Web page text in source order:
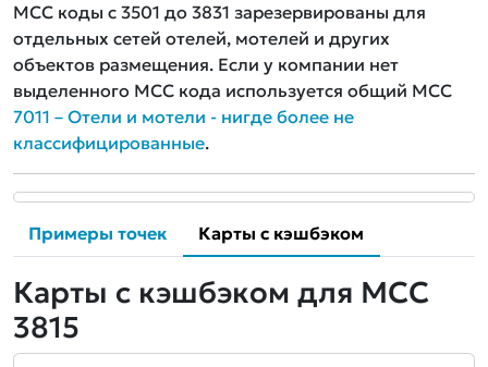
MCC коды с 3501 до 3831 зарезервированы для
отдельных сетей отелей, мотелей и других
объектов размещения. Если у компании нет
выделенного MCC кода используется общий MCC
7011 – Отели и мотели - нигде более не
классифицированные.
Примеры точек Карты с кэшбэком
Карты с кэшбэком для MCC
3815